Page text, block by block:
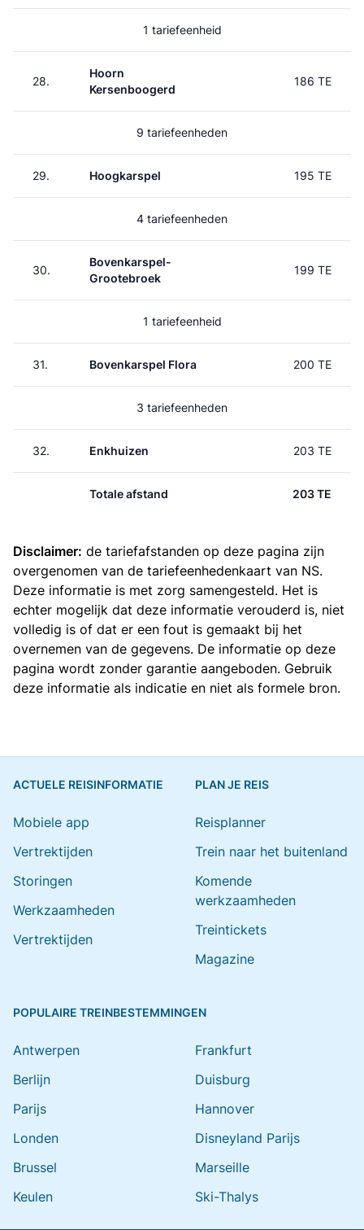
1 tariefeenheid
28.
Hoorn
Kersenboogerd
186 TE
9 tariefeenheden
29. Hoogkarspel 195 TE
4 tariefeenheden
30.
Bovenkarspel-
Grootebroek
199 TE
1 tariefeenheid
31. Bovenkarspel Flora 200 TE
3 tariefeenheden
32. Enkhuizen 203 TE
Totale afstand 203 TE
Disclaimer: de tariefafstanden op deze pagina zijn
overgenomen van de tariefeenhedenkaart van NS.
Deze informatie is met zorg samengesteld. Het is
echter mogelijk dat deze informatie verouderd is, niet
volledig is of dat er een fout is gemaakt bij het
overnemen van de gegevens. De informatie op deze
pagina wordt zonder garantie aangeboden. Gebruik
deze informatie als indicatie en niet als formele bron.
ACTUELE REISINFORMATIE
Mobiele app
Vertrektijden
Storingen
Werkzaamheden
Vertrektijden
PLAN JE REIS
Reisplanner
Trein naar het buitenland
Komende
werkzaamheden
Treintickets
Magazine
POPULAIRE TREINBESTEMMINGEN
Antwerpen
Berlijn
Parijs
Londen
Brussel
Keulen
Frankfurt
Duisburg
Hannover
Disneyland Parijs
Marseille
Ski-Thalys